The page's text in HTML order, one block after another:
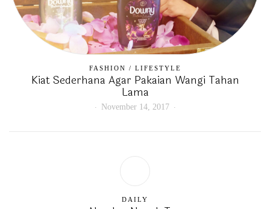
FASHION / LIFESTYLE
Kiat Sederhana Agar Pakaian Wangi Tahan
Lama
November 14, 2017
DAILY